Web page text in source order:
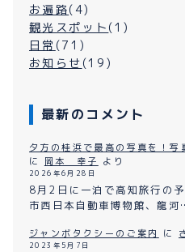
お遍路(4)
観光スポット (1)
日常 (71)
お知らせ (19)
最新のコメント
夕方の桂浜で最高の写真を！
に 岡本 幸子 より
2026年6月28日
8月2日に一泊で高知旅行の
市西日本自動車博物館、龍河
ジャンボタクシーのご案内 に
2023年5月7日